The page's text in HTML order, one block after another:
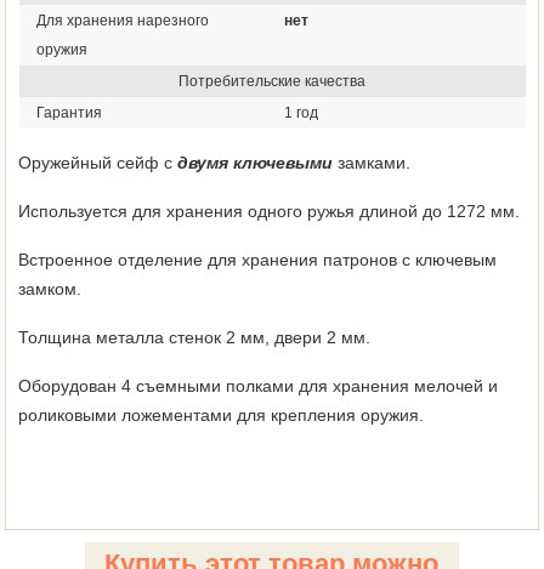
Для хранения нарезного
оружия
нет
Потребительские качества
Гарантия
1 год
Оружейный сейф сдвумя ключевымизамками.
Используется для хранения одного ружья длиной до 1272 мм.
Встроенное отделение для хранения патронов с ключевым
замком.
Толщина металла стенок 2 мм, двери 2 мм.
Оборудован 4 съемными полками для хранения мелочей и
роликовыми ложементами для крепления оружия.